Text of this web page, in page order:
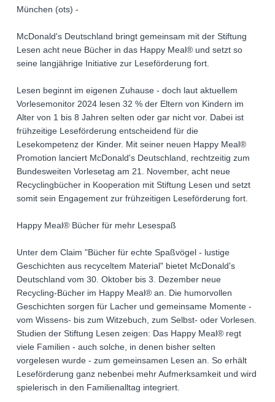
München (ots) -
McDonald's Deutschland bringt gemeinsam mit der Stiftung
Lesen acht neue Bücher in das Happy Meal® und setzt so
seine langjährige Initiative zur Leseförderung fort.
Lesen beginnt im eigenen Zuhause - doch laut aktuellem
Vorlesemonitor 2024 lesen 32 % der Eltern von Kindern im
Alter von 1 bis 8 Jahren selten oder gar nicht vor. Dabei ist
frühzeitige Leseförderung entscheidend für die
Lesekompetenz der Kinder. Mit seiner neuen Happy Meal®
Promotion lanciert McDonald's Deutschland, rechtzeitig zum
Bundesweiten Vorlesetag am 21. November, acht neue
Recyclingbücher in Kooperation mit Stiftung Lesen und setzt
somit sein Engagement zur frühzeitigen Leseförderung fort.
Happy Meal® Bücher für mehr Lesespaß
Unter dem Claim "Bücher für echte Spaßvögel - lustige
Geschichten aus recyceltem Material" bietet McDonald's
Deutschland vom 30. Oktober bis 3. Dezember neue
Recycling-Bücher im Happy Meal® an. Die humorvollen
Geschichten sorgen für Lacher und gemeinsame Momente -
vom Wissens- bis zum Witzebuch, zum Selbst- oder Vorlesen.
Studien der Stiftung Lesen zeigen: Das Happy Meal® regt
viele Familien - auch solche, in denen bisher selten
vorgelesen wurde - zum gemeinsamen Lesen an. So erhält
Leseförderung ganz nebenbei mehr Aufmerksamkeit und wird
spielerisch in den Familienalltag integriert.